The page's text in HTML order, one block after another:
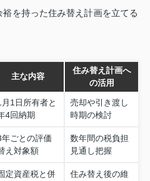
を持った住み替え計画を立てる
主な内容
住み替え計画へ
の活用
月1日所有者と
4回納期
売却や引き渡し
時期の検討
年ごとの評価
え対象額
数年間の税負担
見通し把握
定資産税と併 住み替え後の維